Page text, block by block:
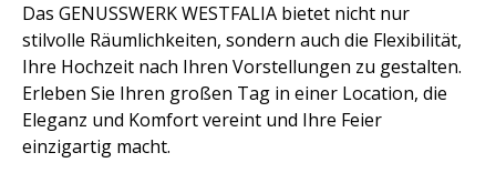
Das GENUSSWERK WESTFALIA bietet nicht nur
stilvolle Räumlichkeiten, sondern auch die Flexibilität,
Ihre Hochzeit nach Ihren Vorstellungen zu gestalten.
Erleben Sie Ihren großen Tag in einer Location, die
Eleganz und Komfort vereint und Ihre Feier
einzigartig macht.